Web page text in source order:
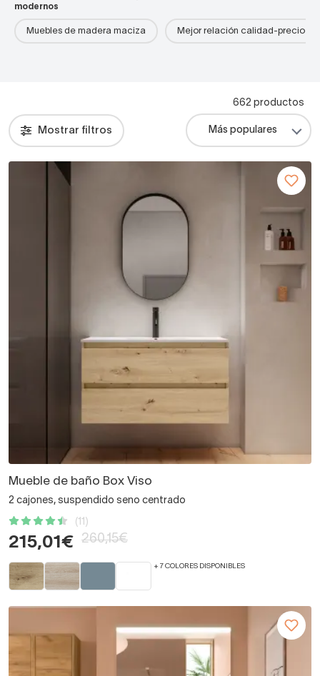
modernos
Muebles de madera maciza Mejor relación calidad-precio
Mostrar filtros
662 productos
Mueble de baño Box Viso
2 cajones, suspendido seno centrado
(11)
215,01€ 260,15€
+ 7 COLORES DISPONIBLES